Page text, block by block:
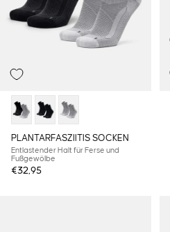
PLANTARFASZIITIS SOCKEN
Entlastender Halt für Ferse und
Fußgewölbe
€32,95